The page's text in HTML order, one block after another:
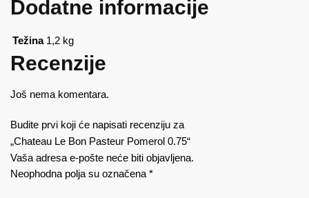
Dodatne informacije
Težina 1,2 kg
Recenzije
Još nema komentara.
Budite prvi koji će napisati recenziju za
„Chateau Le Bon Pasteur Pomerol 0.75“
Vaša adresa e-pošte neće biti objavljena.
Neophodna polja su označena *